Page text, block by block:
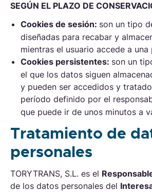
SEGÚN EL PLAZO DE
Cookies de sesión: son un tipo
diseñadas para recabar y
mientras el usuario accede a una
Cookies persistentes: son un
el que los datos siguen
y pueden ser accedidos y
período definido por el
que puede ir de unos minutos a
Tratamiento de
personales
TORYTRANS, S.L. es el
de los datos personales del